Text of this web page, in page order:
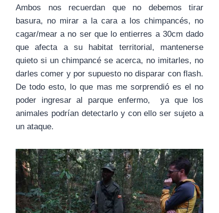
Ambos nos recuerdan que no debemos tirar
basura, no mirar a la cara a los chimpancés, no
cagar/mear a no ser que lo entierres a 30cm dado
que afecta a su habitat territorial, mantenerse
quieto si un chimpancé se acerca, no imitarles, no
darles comer y por supuesto no disparar con flash.
De todo esto, lo que mas me sorprendió es el no
poder ingresar al parque enfermo, ya que los
animales podrían detectarlo y con ello ser sujeto a
un ataque.